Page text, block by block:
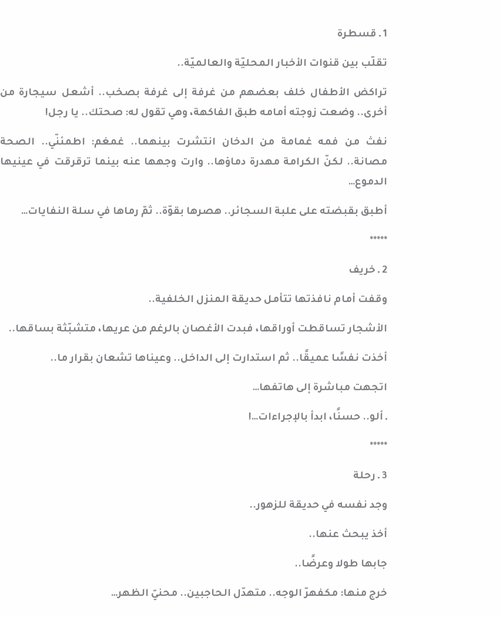
1 ـ قسطرة
تقلّب بين قنوات الأخبار المحليّة والعالميّة..
تراكض الأطفال خلف بعضهم من غرفة إلى غرفة بصخب.. أشعل سيجارة من
أخرى.. وضعت زوجته أمامه طبق الفاكهة، وهي تقول له: صحتك.. يا رجل!
نفث من فمه غمامة من الدخان انتشرت بينهما.. غمغم: اطمئنّي.. الصحة
مصانة.. لكنّ الكرامة مهدرة دماؤها.. وارت وجهها عنه بينما ترقرقت في عينيها
الدموع…
أطبق بقبضته على علبة السجائر.. هصرها بقوّة.. ثمّ رماها في سلة النفايات…
*****
2 ـ خريف
وقفت أمام نافذتها تتأمل حديقة المنزل الخلفية..
الأشجار تساقطت أوراقها، فبدت الأغصان بالرغم من عريها، متشبّثة بساقها..
أخذت نفسًا عميقًا.. ثم استدارت إلى الداخل.. وعيناها تشعان بقرار ما..
اتجهت مباشرة إلى هاتفها…
ـ ألو.. حسنًا، ابدأ بالإجراءات…!
*****
3 ـ رحلة
وجد نفسه في حديقة للزهور..
أخذ يبحث عنها..
جابها طولا وعرضًا..
خرج منها: مكفهرّ الوجه.. متهدّل الحاجبين.. محنيّ الظهر…